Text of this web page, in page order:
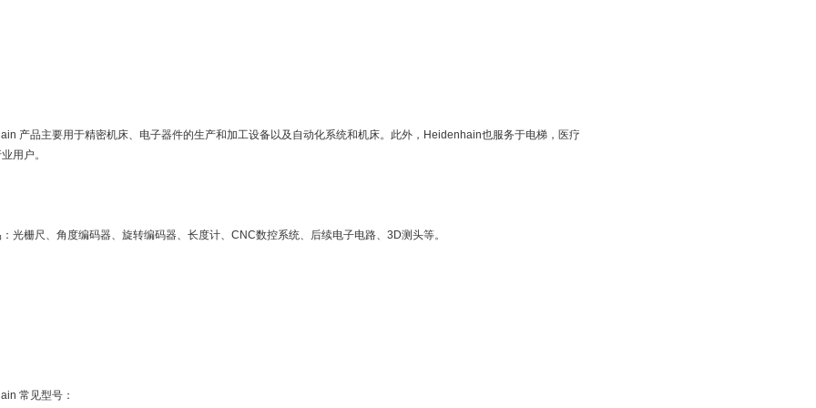
产品主要用于精密机床、电子器件的生产和加工设备以及自动化系统和机床。此外，Heidenhain也服务于电梯，医疗
用户。
光栅尺、角度编码器、旋转编码器、长度计、CNC数控系统、后续电子电路、3D测头等。
常见型号：